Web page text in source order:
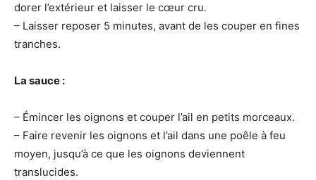
dorer l’extérieur et laisser le cœur cru.
– Laisser reposer 5 minutes, avant de les couper en fines
tranches.
La sauce :
– Émincer les oignons et couper l’ail en petits morceaux.
– Faire revenir les oignons et l’ail dans une poêle à feu
moyen, jusqu’à ce que les oignons deviennent
translucides.